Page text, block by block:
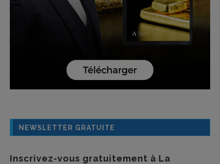
NEWSLETTER GRATUITE
Inscrivez-vous gratuitement à La